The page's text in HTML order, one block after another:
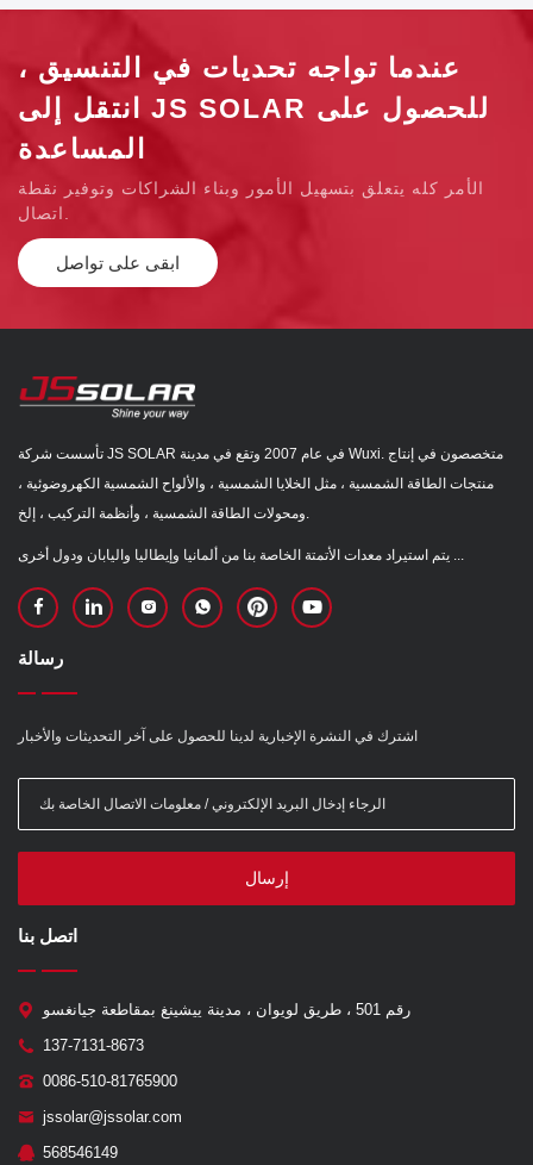
عندما تواجه تحديات في التنسيق ،
انتقل إلى JS SOLAR للحصول على
المساعدة
الأمر كله يتعلق بتسهيل الأمور وبناء الشراكات وتوفير نقطة
اتصال.
ابقى على تواصل
تأسست شركة JS SOLAR في عام 2007 وتقع في مدينة Wuxi. متخصصون في إنتاج
منتجات الطاقة الشمسية ، مثل الخلايا الشمسية ، والألواح الشمسية الكهروضوئية ،
ومحولات الطاقة الشمسية ، وأنظمة التركيب ، إلخ.
يتم استيراد معدات الأتمتة الخاصة بنا من ألمانيا وإيطاليا واليابان ودول أخرى ...
رسالة
اشترك في النشرة الإخبارية لدينا للحصول على آخر التحديثات والأخبار
إرسال
اتصل بنا
رقم 501 ، طريق لويوان ، مدينة ييشينغ بمقاطعة جيانغسو
137-7131-8673
0086-510-81765900
jssolar@jssolar.com
568546149